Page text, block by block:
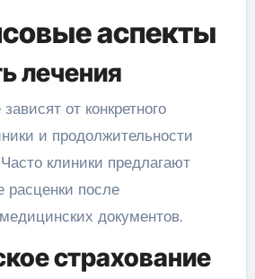
аспекты
лечения
от конкретного
и продолжительности
клиники предлагают
расценки после
документов.
страхование